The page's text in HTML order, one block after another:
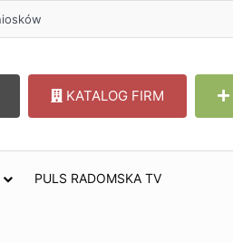
KATALOG FIRM
PULS RADOMSKA TV